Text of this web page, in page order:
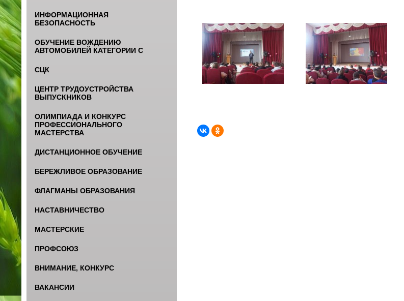
ИНФОРМАЦИОННАЯ
БЕЗОПАСНОСТЬ
ОБУЧЕНИЕ ВОЖДЕНИЮ
АВТОМОБИЛЕЙ КАТЕГОРИИ С
СЦК
ЦЕНТР ТРУДОУСТРОЙСТВА
ВЫПУСКНИКОВ
ОЛИМПИАДА И КОНКУРС
ПРОФЕССИОНАЛЬНОГО
МАСТЕРСТВА
ДИСТАНЦИОННОЕ ОБУЧЕНИЕ
БЕРЕЖЛИВОЕ ОБРАЗОВАНИЕ
ФЛАГМАНЫ ОБРАЗОВАНИЯ
НАСТАВНИЧЕСТВО
МАСТЕРСКИЕ
ПРОФСОЮЗ
ВНИМАНИЕ, КОНКУРС
ВАКАНСИИ